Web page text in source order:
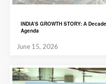
INDIA’S GROWTH STORY: A
Agenda
June 15, 2026